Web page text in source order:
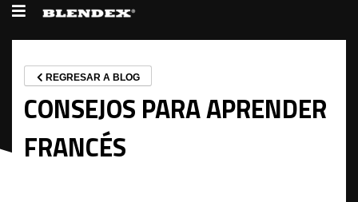
REGRESAR A BLOG
CONSEJOS PARA APRENDER
FRANCÉS